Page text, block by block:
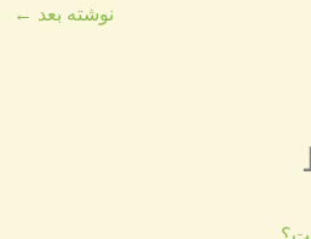
نوشته بعد ←